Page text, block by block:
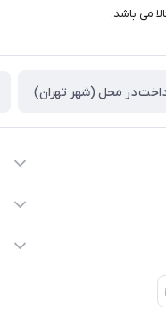
می باشد.
در محل (شهر تهران)